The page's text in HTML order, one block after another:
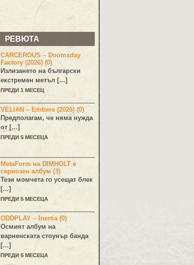
РЕВЮТА
CARCEROUS – Doomsday
Factory (2026) (0)
Излизането на български
екстремен метъл […]
ПРЕДИ 1 МЕСЕЦ
VELIAN – Embers (2026) (0)
Предполагам, че няма нужда
от […]
ПРЕДИ 5 МЕСЕЦА
MetaForm на DIMHOLT е
сериозен албум (3)
Тези момчета го усещат блек
[…]
ПРЕДИ 5 МЕСЕЦА
ODDPLAY – Inertia (0)
Осмият албум на
варненската стоунър банда
[…]
ПРЕДИ 5 МЕСЕЦА